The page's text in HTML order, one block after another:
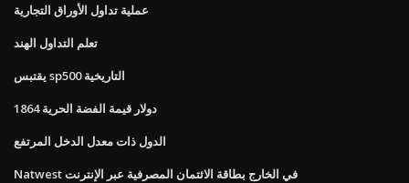
عملية تداول الأوراق التجارية
تعلم التداول الهند
يقتبس sp500 التاريخية
1864 دولار قيمة الفضة الحرية
الدول ذات معدل الدخل المرتفع
Natwest في الخارج بطاقة الائتمان المصرفية عبر الإنترنت